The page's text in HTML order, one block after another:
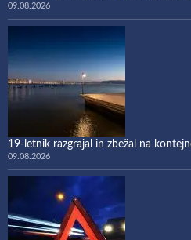
09.08.2026
19-letnik razgrajal in zbežal na
09.08.2026